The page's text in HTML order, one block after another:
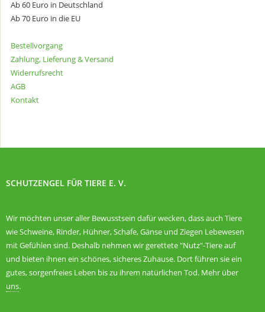
Ab 60 Euro in Deutschland
Ab 70 Euro in die EU
Bestellvorgang
Zahlung, Lieferung & Versand
Widerrufsrecht
AGB
Kontakt
SCHUTZENGEL FÜR TIERE E. V.
Wir möchten unser aller Bewusstsein dafür wecken, dass auch Tiere
wie Schweine, Rinder, Hühner, Schafe, Gänse und Ziegen Lebewesen
mit Gefühlen sind. Deshalb nehmen wir gerettete "Nutz"-Tiere auf
und bieten ihnen ein schönes, sicheres Zuhause. Dort führen sie ein
gutes, sorgenfreies Leben bis zu ihrem natürlichen Tod. Mehr über
uns.